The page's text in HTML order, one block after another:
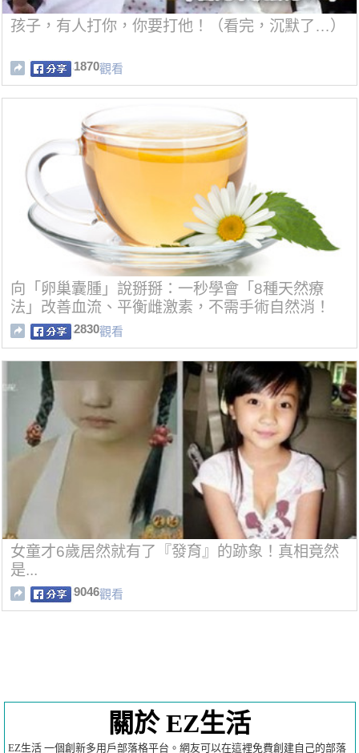
孩子，有人打你，你要打他！（看完，沉默了…）
1870觀看
向「卵巢囊腫」說掰掰：一秒學會「8種天然療
法」改善血流、平衡雌激素，不需手術自然消！
2830觀看
女童才6歲居然就有了『發育』的跡象！真相竟然
是...
9046觀看
關於 EZ生活
EZ生活 一個創新多用戶部落格平台。網友可以在這裡免費創建自己的部落